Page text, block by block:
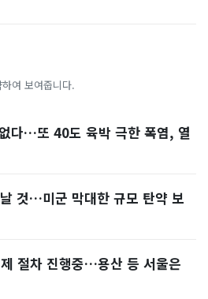
여 보여줍니다.
다…또 40도 육박 극한 폭염, 열
것…미군 막대한 규모 탄약 보
절차 진행중…용산 등 서울은